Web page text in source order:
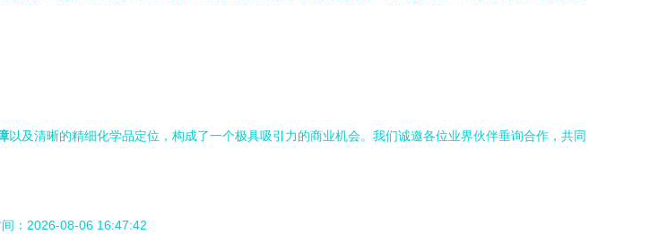
以及清晰的精细化学品定位，构成了一个极具吸引力的商业机会。我们诚邀各位业界伙伴垂询合作，共同
：2026-08-06 16:47:42